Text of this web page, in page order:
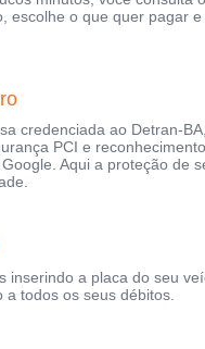
escolhe o que quer pagar
credenciada ao Detran-
PCI e
Aqui a proteção de
inserindo a placa do seu
a todos os seus débitos.